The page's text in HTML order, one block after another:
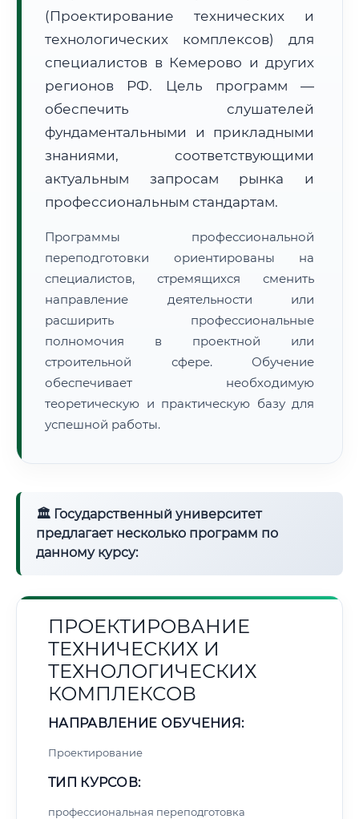
Расчет логистики оригиналов:
• Маршрут транзита:
• Экспресс-доставка СДЭК / Почтой:1–2 рабочих дня
📜 Документы и аккредитация ФИС ФРДО
(Проектирование технических и
технологических комплексов) для
специалистов в Кемерово и других
регионов РФ. Цель программ —
обеспечить слушателей
фундаментальными и прикладными
знаниями, соответствующими
актуальным запросам рынка и
профессиональным стандартам.
Программы профессиональной
переподготовки ориентированы на
специалистов, стремящихся сменить
направление деятельности или
расширить профессиональные
полномочия в проектной или
строительной сфере. Обучение
обеспечивает необходимую
теоретическую и практическую базу для
успешной работы.
🏛 Государственный университет
предлагает несколько программ по
данному курсу:
ПРОЕКТИРОВАНИЕ
ТЕХНИЧЕСКИХ И
ТЕХНОЛОГИЧЕСКИХ
КОМПЛЕКСОВ
НАПРАВЛЕНИЕ ОБУЧЕНИЯ:
Проектирование
ТИП КУРСОВ:
профессиональная переподготовка